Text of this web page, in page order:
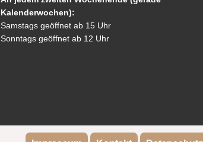
Kalenderwochen):
Samstags geöffnet ab 15 Uhr
Sonntags geöffnet ab 12 Uhr